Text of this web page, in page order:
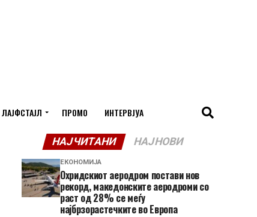
ЛАЈФСТАЈЛ ПРОМО ИНТЕРВЈУА
НАЈЧИТАНИ НАЈНОВИ
ЕКОНОМИЈА
Охридскиот аеродром постави нов
рекорд, македонските аеродроми со
раст од 28% се меѓу
најбрзорастечките во Европа